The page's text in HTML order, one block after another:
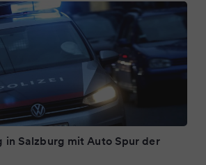
in Salzburg mit Auto Spur der